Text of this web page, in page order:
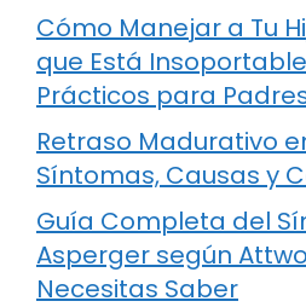
Cómo Manejar a Tu
que Está
Prácticos para
Retraso Madurativo
Síntomas, Causas y
Guía Completa del
Asperger según
Necesitas Saber